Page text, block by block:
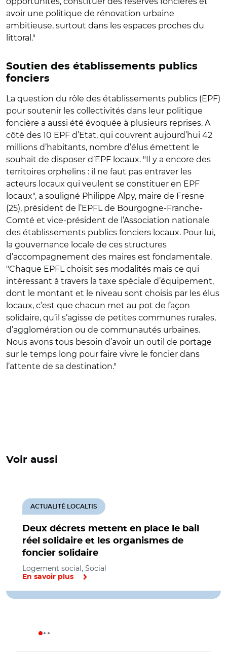
avoir une politique de rénovation urbaine
ambitieuse, surtout dans les espaces proches du
littoral."
Soutien des établissements publics
fonciers
La question du rôle des établissements publics (EPF)
pour soutenir les collectivités dans leur politique
foncière a aussi été évoquée à plusieurs reprises. A
côté des 10 EPF d’Etat, qui couvrent aujourd’hui 42
millions d’habitants, nombre d’élus émettent le
souhait de disposer d’EPF locaux. "Il y a encore des
territoires orphelins : il ne faut pas entraver les
acteurs locaux qui veulent se constituer en EPF
locaux", a souligné Philippe Alpy, maire de Fresne
(25), président de l’EPFL de Bourgogne-Franche-
Comté et vice-président de l’Association nationale
des établissements publics fonciers locaux. Pour lui,
la gouvernance locale de ces structures
d’accompagnement des maires est fondamentale.
"Chaque EPFL choisit ses modalités mais ce qui
intéressant à travers la taxe spéciale d’équipement,
dont le montant et le niveau sont choisis par les élus
locaux, c’est que chacun met au pot de façon
solidaire, qu’il s’agisse de petites communes rurales,
d’agglomération ou de communautés urbaines.
Nous avons tous besoin d’avoir un outil de portage
sur le temps long pour faire vivre le foncier dans
l’attente de sa destination."
Voir aussi
Deux décrets mettent en place le bail
réel solidaire et les organismes de
foncier solidaire
ACTUALITÉ LOCALTIS
Logement social, Social
En savoir plus